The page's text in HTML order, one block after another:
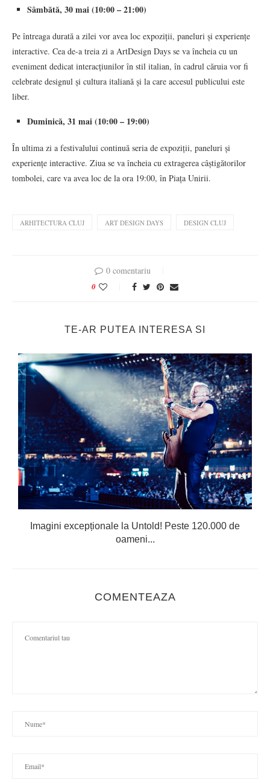
Sâmbătă, 30 mai (10:00 – 21:00)
Pe întreaga durată a zilei vor avea loc expoziții, paneluri și experiențe
interactive. Cea de-a treia zi a ArtDesign Days se va încheia cu un
eveniment dedicat interacțiunilor în stil italian, în cadrul căruia vor fi
celebrate designul și cultura italiană și la care accesul publicului este
liber.
Duminică, 31 mai (10:00 – 19:00)
În ultima zi a festivalului continuă seria de expoziții, paneluri și
experiențe interactive. Ziua se va încheia cu extragerea câștigătorilor
tombolei, care va avea loc de la ora 19:00, în Piața Unirii.
ARHITECTURA CLUJ ART DESIGN DAYS DESIGN CLUJ
0 comentariu
0
TE-AR PUTEA INTERESA SI
Imagini excepționale la Untold! Peste 120.000 de
oameni...
COMENTEAZA